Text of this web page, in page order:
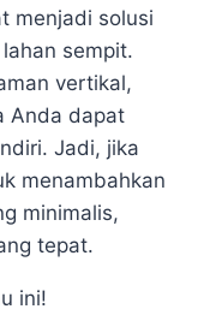
menjadi solusi
sempit.
vertikal,
Anda dapat
Jadi, jika
menambahkan
minimalis,
tepat.
ini!